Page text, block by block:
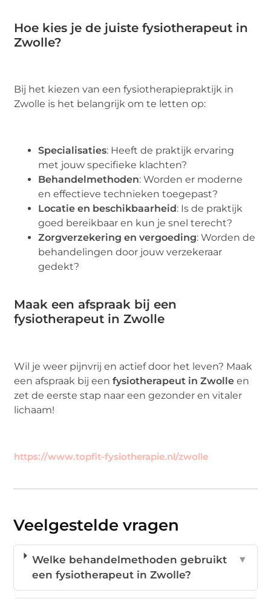
Hoe kies je de juiste fysiotherapeut in
Zwolle?
Bij het kiezen van een fysiotherapiepraktijk in
Zwolle is het belangrijk om te letten op:
Specialisaties: Heeft de praktijk ervaring
met jouw specifieke klachten?
Behandelmethoden: Worden er moderne
en effectieve technieken toegepast?
Locatie en beschikbaarheid: Is de praktijk
goed bereikbaar en kun je snel terecht?
Zorgverzekering en vergoeding: Worden de
behandelingen door jouw verzekeraar
gedekt?
Maak een afspraak bij een
fysiotherapeut in Zwolle
Wil je weer pijnvrij en actief door het leven? Maak
een afspraak bij eenfysiotherapeut in Zwolle en
zet de eerste stap naar een gezonder en vitaler
lichaam!
https://www.topfit-fysiotherapie.nl/zwolle
Veelgestelde vragen
Welke behandelmethoden gebruikt
een fysiotherapeut in Zwolle?
▼